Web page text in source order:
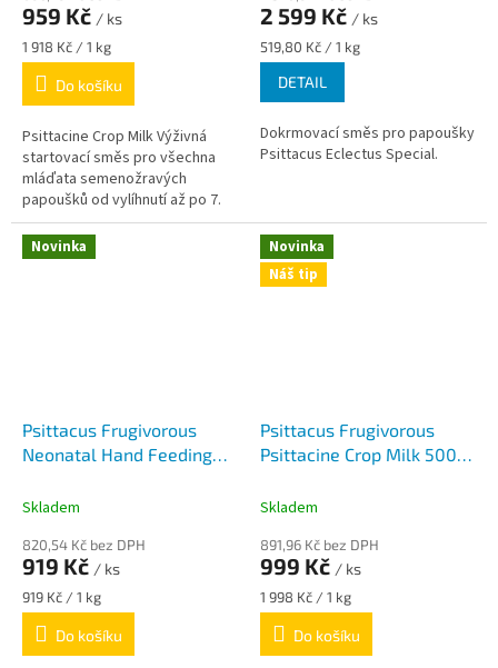
959 Kč / ks
Měrná
cena:
1 918 Kč / 1 kg
Do košíku
Psittacine Crop Milk Výživná
startovací směs pro všechna
mláďata semenožravých
papoušků od vylíhnutí až po 7.
den života
2 599 Kč / ks
Měrná
cena:
519,80 Kč / 1 kg
DETAIL
Dokrmovací směs pro papoušky
Psittacus Eclectus Special.
Novinka
Psittacus Frugivorous
Neonatal Hand Feeding
odchov plodožravých
věku
Skladem
820,54 Kč bez DPH
919 Kč / ks
Měrná
cena:
919 Kč / 1 kg
Do košíku
Novinka
Náš tip
Psittacus Frugivorous
Psittacine Crop Milk 500g
plodožravých ptáků od
Skladem
891,96 Kč bez DPH
999 Kč / ks
Měrná
cena:
1 998 Kč / 1 kg
Do košíku